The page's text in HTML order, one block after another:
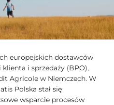
europejskich dostawców
i sprzedaży (BPO),
Agricole w Niemczech. W
Polska stał się
wsparcie procesów